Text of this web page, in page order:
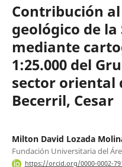
Contribución
geológico de
mediante
1:25.000 del
sector oriental
Becerril, Cesar
Milton David Lozada
Fundación Universitaria del
https://orcid.org/0000-0002-